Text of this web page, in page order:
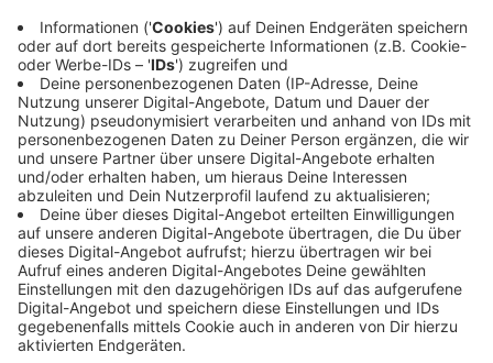
Schäden aufweist. Darum wurde die Knipprather
Straße am Montagabend (04.11.) wieder für den
Verkehr freigegeben. Gegen Mitternacht gab es dann
auch grünes Licht für die Deutsche Bahn. Die Züge
können wieder fahren. Nach Angaben von
Straßen.NRW ist ein Ersatzneubau für die
Langenfelder Bahn-Brücke schon in Planung. Nach
jetzigem Stand soll sie 2026 als Teil der
"Sanierungsoffensive NRW" baulich erneuert werden.
ADAC: Stau-Frust wird immer größer